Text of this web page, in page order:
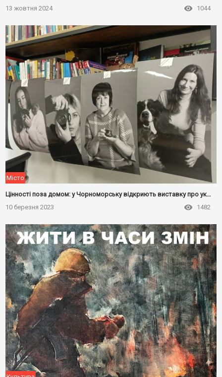
13 жовтня 2024 1044
Місто
Цінності поза домом: у Чорноморську відкриють виставку про українських переселенців
10 березня 2023
1482